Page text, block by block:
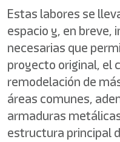
Estas labores se
espacio y, en breve,
necesarias que
proyecto original, el
remodelación de
áreas comunes,
armaduras
estructura principal